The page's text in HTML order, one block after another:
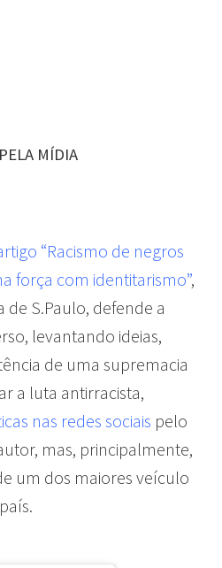
MÍDIA
“Racismo de negros
força com identitarismo”,
S.Paulo, defende a
levantando ideias,
de uma supremacia
a luta antirracista,
nas redes sociais pelo
mas, principalmente,
um dos maiores veículo